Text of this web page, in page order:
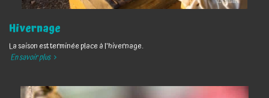
Hivernage
La saison est terminée place à l'hivernage.
En savoir plus